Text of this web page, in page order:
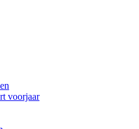
voorjaar